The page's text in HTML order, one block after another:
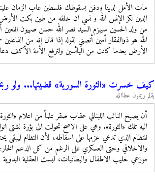
مات الأمل لدينا ودفن بسقوطك فلسطين عاب الزمان
الدين نكر الإنس الله و نسي ان خلقه من طين بكت
من ولد الحسين سيهزم السيد نصر الله حسن صهيون
الله هو ذوالفقار أمين أنصتي لقوله إذا قال إنه من
الأرض بعدما كانت من اليائسين ولترفع الأمة
كيف خسرت «الثورة السورية» قضيتها... ولو
بقلم ريمون عطاالله
أن يصبح النائب اللبناني عقاب صقر علماً من اعلام
اليه تلك «الثورة». وهي على الاصح تحولت الى بؤرة
للنظام الذي تدعي عزمها على اسقاطه، لأن النظام ليبقى
والاخلاقي وحتى العسكري على الرغم من كل الدعم
موزعي حليب الاطفال والبطانيات، لبست العقلية